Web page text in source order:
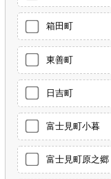
箱田町
東善町
日吉町
富士見町小暮
富士見町原之郷